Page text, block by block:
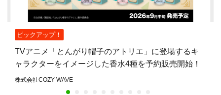
ピックアップ！
TVアニメ「とんがり帽子のアトリエ」に登場するキ
ャラクターをイメージした香水4種を予約販売開始！
株式会社COZY WAVE